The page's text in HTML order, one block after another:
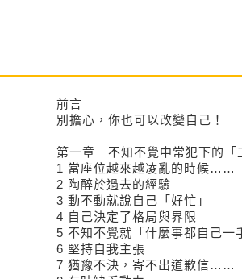
前言
別擔心，你也可以改變自己！
第一章 不知不覺中常犯下的「
1 當座位越來越
2 陶醉於過
3 動不動就說
4 自己決定了
5 不知不覺就「什麼事
6 堅持自
7 猶豫不決，寄